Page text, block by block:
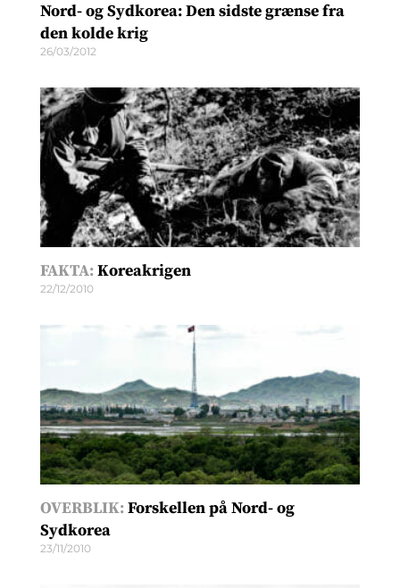
Nord- og Sydkorea: Den sidste grænse fra
den kolde krig
26/03/2012
FAKTA:Koreakrigen
22/12/2010
OVERBLIK:Forskellen på Nord- og
Sydkorea
23/11/2010